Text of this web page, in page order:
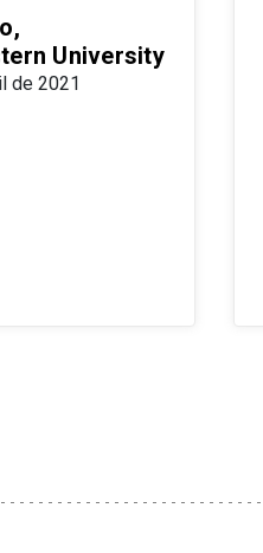
University
de 2021